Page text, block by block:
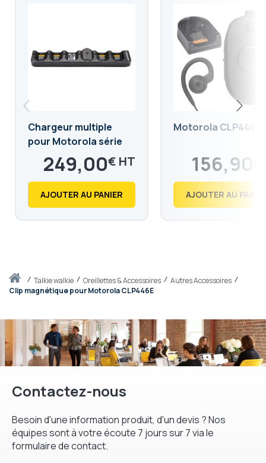
Accueiltalkie walkie Oreillettes & Accessoires
Autres Accessoires
Clip magnétique pour Motorola CLP446E
Chargeur multiple
pour Motorola série
CLP249,00€
298,80
AJOUTER AU PANIER
Motorola CLP446E
156,90
188,28
AJOUTER AU
Contactez-nous
Besoin d'une information produit, d'un devis ? Nos
équipes sont à votre écoute 7 jours sur 7 via le
formulaire de contact.